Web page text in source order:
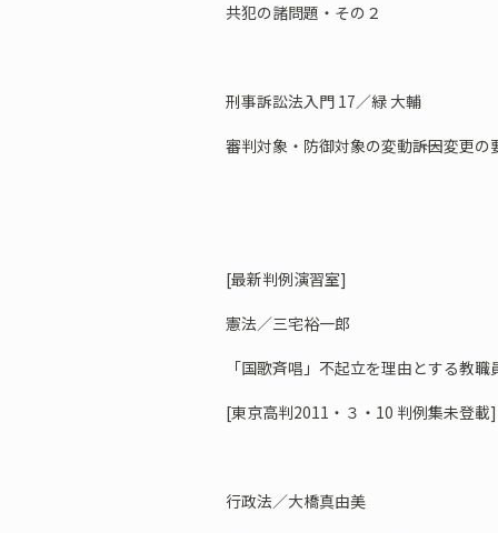
共犯の諸問題・その２
刑事訴訟法入門 17／緑 大輔
審判対象・防御対象の変動――訴因変更
[最新判例演習室]
憲法／三宅裕一郎
「国歌斉唱」不起立を理由とする教
[東京高判2011・３・10 判例集未登載]
行政法／大橋真由美